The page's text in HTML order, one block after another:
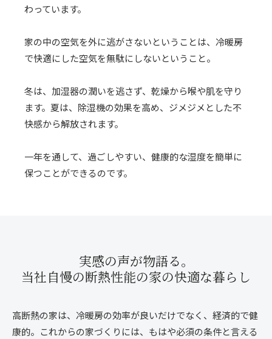
わっています。
家の中の空気を外に逃がさないということは、冷暖房
で快適にした空気を無駄にしないということ。
冬は、加湿器の潤いを逃さず、乾燥から喉や肌を守り
ます。夏は、除湿機の効果を高め、ジメジメとした不
快感から解放されます。
一年を通して、過ごしやすい、健康的な湿度を簡単に
保つことができるのです。
実感の声が物語る。
当社自慢の断熱性能の家の快適な暮らし
高断熱の家は、冷暖房の効率が良いだけでなく、経済的で健
康的。これからの家づくりには、もはや必須の条件と言える